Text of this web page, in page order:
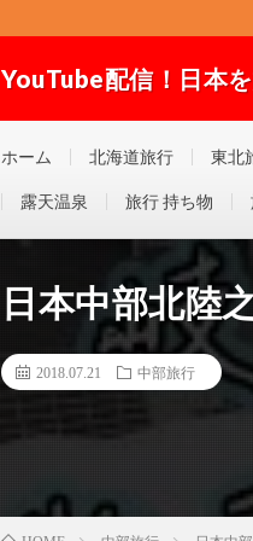
YouTube配信！日本
ホーム 北海道旅行 東北
露天温泉 旅行 持ち物
日本中部北陸
2018.07.21 中部旅行